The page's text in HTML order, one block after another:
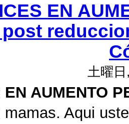
EN
土曜
EN AUMENTO
mamas. Aqui